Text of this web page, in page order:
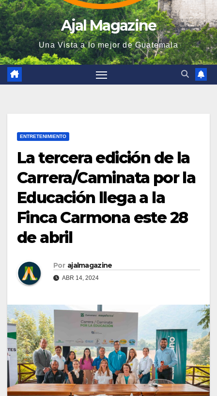
Ajal Magazine
Una Vista a lo mejor de Guatemala
ENTRETENIMIENTO
La tercera edición de la
Carrera/Caminata por la
Educación llega a la
Finca Carmona este 28
de abril
Por ajalmagazine
ABR 14, 2024